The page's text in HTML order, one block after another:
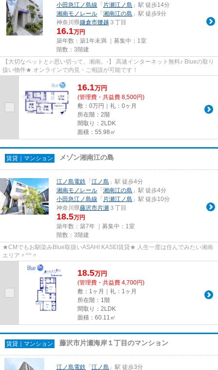
小田急江ノ島線 「 片瀬江ノ島 」駅 徒歩14分
湘南モノレール 「 湘南江の島 」駅 徒歩9分
神奈川県鎌倉市腰越 ３丁目
16.1万円
築年数：築1年未満 ｜募集中： 1室
階数：3階建
【大切なペットと♪-思い切って、湘南。-】 高速インターネット無料♪ Blueの取り
扱い物件★ オンラインで内見・ご相談が可能です！
16.1万円
(管理費・共益費 8,500円)
敷：0万円｜礼：0ヶ月
所在階：2階
間取り：2LDK
面積：55.98㎡
賃貸｜マンション メゾン湘南江の島
江ノ島電鉄 「 江ノ島 」駅 徒歩4分
湘南モノレール 「 湘南江の島 」駅 徒歩4分
小田急江ノ島線 「 片瀬江ノ島 」駅 徒歩10分
神奈川県藤沢市片瀬 ３丁目
18.5万円
築年数：築7年 ｜募集中： 1室
階数：3階建
★CMでもお馴染みBlue取扱いASAHI KASEI賃貸★ 人生一度は住んでみたい湘南
エリア〃^^〃
18.5万円
(管理費・共益費 4,700円)
敷：1ヶ月｜礼：1ヶ月
所在階：1階
間取り：2LDK
面積：60.11㎡
賃貸｜マンション 藤沢市片瀬海岸１丁目のマンション
江ノ島電鉄 「 江ノ島 」駅 徒歩3分